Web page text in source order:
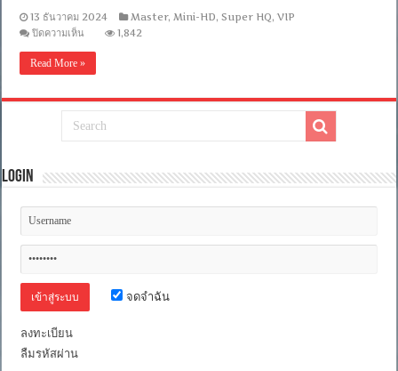
13 ธันวาคม 2024 Master, Mini-HD,Super HQ,VIP
ปิดความเห็น
HQ]
of
Dead
(2021)
ซอมบี้
อังกฤษ
ไทย
2.0]
1,842
Read More »
Login
จดจำฉัน
ลงทะเบียน
ลืมรหัสผ่าน